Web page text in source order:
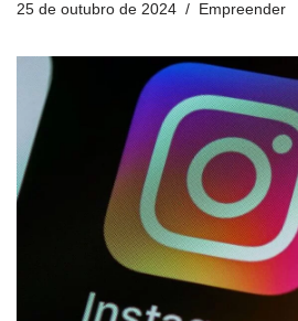
25 de outubro de 2024 Empreender